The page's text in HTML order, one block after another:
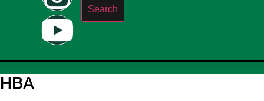
Search
HBA